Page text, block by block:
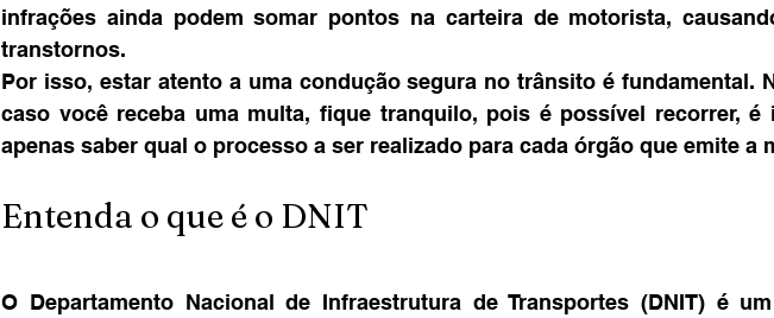
infrações ainda podem somar pontos na carteira de motorista,
transtornos.
Por isso, estar atento a uma condução segura no trânsito é fundamental.
caso você receba uma multa, fique tranquilo, pois é possível recorrer, é
apenas saber qual o processo a ser realizado para cada órgão que emite a
Entenda o que é o DNIT
O Departamento Nacional de Infraestrutura de Transportes (DNIT) é